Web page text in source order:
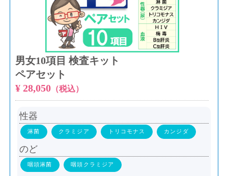
男女10項目 検査キット
ペアセット
¥ 28,050（税込）
性器
淋菌 クラミジア トリコモナス カンジダ
のど
咽頭淋菌 咽頭クラミジア